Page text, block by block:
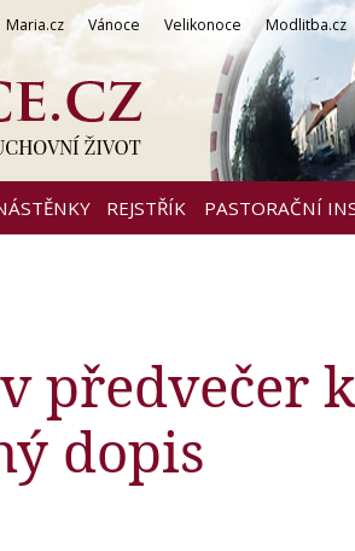
Maria.cz Vánoce Velikonoce Modlitba.cz
REJSTŘÍK PASTORAČNÍ
předvečer
dopis